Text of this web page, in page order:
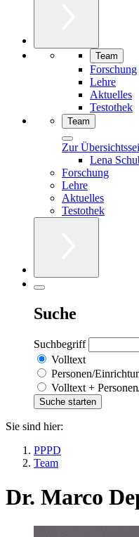
Team
Forschung
Lehre
Aktuelles
Testothek
Team
Zur
Lena
Forschung
Lehre
Aktuelles
Testothek
Suche
Suchbegriff
Volltext
Personen/
Volltext +
Sie sind hier:
PPPD
Team
Dr. Marco